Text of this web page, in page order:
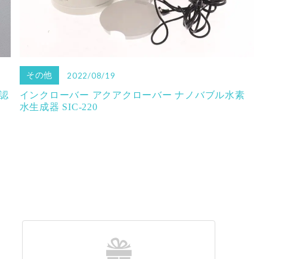
その他 2022/08/19
インクローバー アクアクローバー ナノバブル水素
水生成器 SIC-220